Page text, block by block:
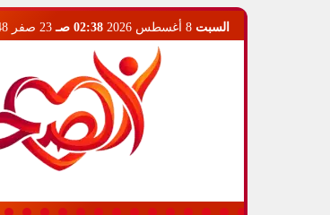
السبت 02:38 صـ 23 صفر 1448